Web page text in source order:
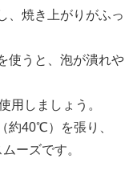
、焼き上がりがふっ
使うと、泡が潰れや
用しましょう。
約40℃）を張り、
ーズです。